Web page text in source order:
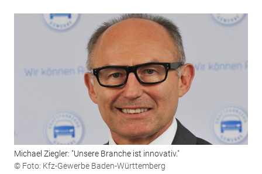
Michael Ziegler: "Unsere Branche ist innovativ."
© Foto: Kfz-Gewerbe Baden-Württemberg